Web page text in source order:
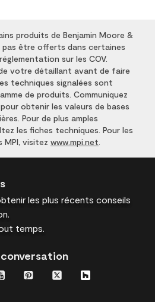
produits de Benjamin Moore &
pas être offerts dans certaines
sur les COV.
votre détaillant avant de faire
techniques signalées sont
de produits. Communiquez
pour obtenir les valeurs de bases
Pour de plus amples
les fiches techniques. Pour les
MPI, visitez www.mpi.net
les plus récents conseils
temps.